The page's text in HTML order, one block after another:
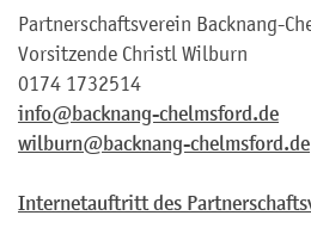
Partnerschaftsverein Backnang-
Vorsitzende Christl Wilburn
0174 1732514
info@backnang-chelmsford.de
wilburn@backnang-chelmsford.de
Internetauftritt des